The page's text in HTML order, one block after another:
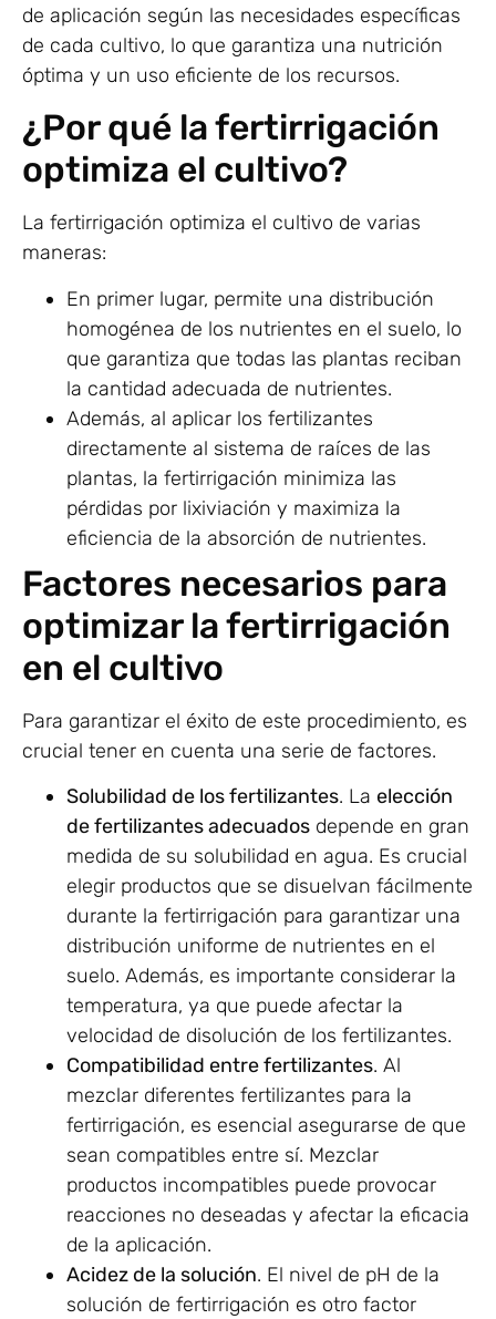
de aplicación según las necesidades específicas
de cada cultivo, lo que garantiza una nutrición
óptima y un uso eficiente de los recursos.
¿Por qué la fertirrigación
optimiza el cultivo?
La fertirrigación optimiza el cultivo de varias
maneras:
En primer lugar, permite una distribución
homogénea de los nutrientes en el suelo, lo
que garantiza que todas las plantas reciban
la cantidad adecuada de nutrientes.
Además, al aplicar los fertilizantes
directamente al sistema de raíces de las
plantas, la fertirrigación minimiza las
pérdidas por lixiviación y maximiza la
eficiencia de la absorción de nutrientes.
Factores necesarios para
optimizar la fertirrigación
en el cultivo
Para garantizar el éxito de este procedimiento, es
crucial tener en cuenta una serie de factores.
Solubilidad de los fertilizantes. La elección
de fertilizantes adecuados depende en gran
medida de su solubilidad en agua. Es crucial
elegir productos que se disuelvan fácilmente
durante la fertirrigación para garantizar una
distribución uniforme de nutrientes en el
suelo. Además, es importante considerar la
temperatura, ya que puede afectar la
velocidad de disolución de los fertilizantes.
Compatibilidad entre fertilizantes. Al
mezclar diferentes fertilizantes para la
fertirrigación, es esencial asegurarse de que
sean compatibles entre sí. Mezclar
productos incompatibles puede provocar
reacciones no deseadas y afectar la eficacia
de la aplicación.
Acidez de la solución. El nivel de pH de la
solución de fertirrigación es otro factor